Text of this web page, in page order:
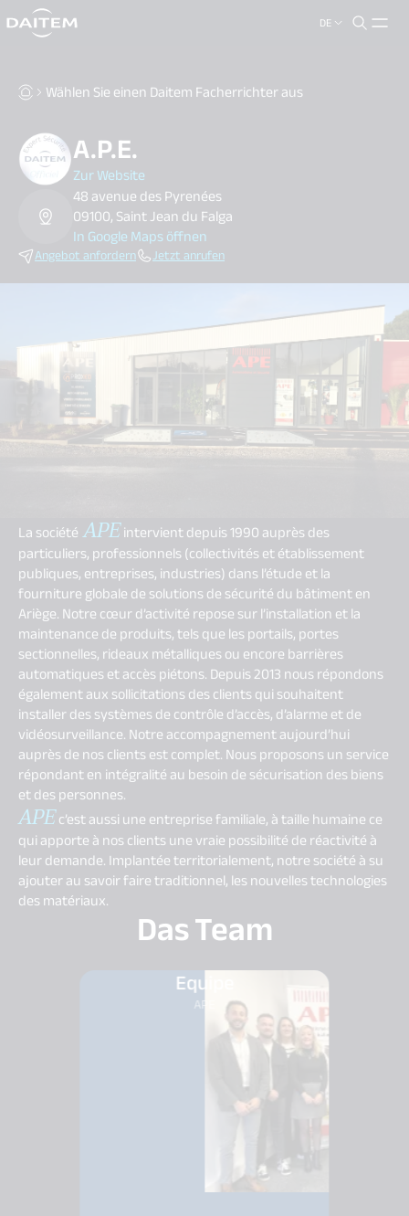
DE
search.label
Wählen Sie einen Daitem Facherrichter aus
A.P.E.
Zur Website
48 avenue des Pyrenées
09100, Saint Jean du Falga
In Google Maps öffnen
Angebot anfordern Jetzt anrufen
La sociétéAPEintervient depuis 1990 auprès des
particuliers, professionnels (collectivités et établissement
publiques, entreprises, industries) dans l’étude et la
fourniture globale de solutions de sécurité du bâtiment en
Ariège. Notre cœur d’activité repose sur l’installation et la
maintenance de produits, tels que les portails, portes
sectionnelles, rideaux métalliques ou encore barrières
automatiques et accès piétons. Depuis 2013 nous répondons
également aux sollicitations des clients qui souhaitent
installer des systèmes de contrôle d’accès, d’alarme et de
vidéosurveillance. Notre accompagnement aujourd’hui
auprès de nos clients est complet. Nous proposons un service
répondant en intégralité au besoin de sécurisation des biens
et des personnes.
APEc’est aussi une entreprise familiale, à taille humaine ce
qui apporte à nos clients une vraie possibilité de réactivité à
leur demande. Implantée territorialement, notre société à su
ajouter au savoir faire traditionnel, les nouvelles technologies
des matériaux. Das Team
Equipe
APE